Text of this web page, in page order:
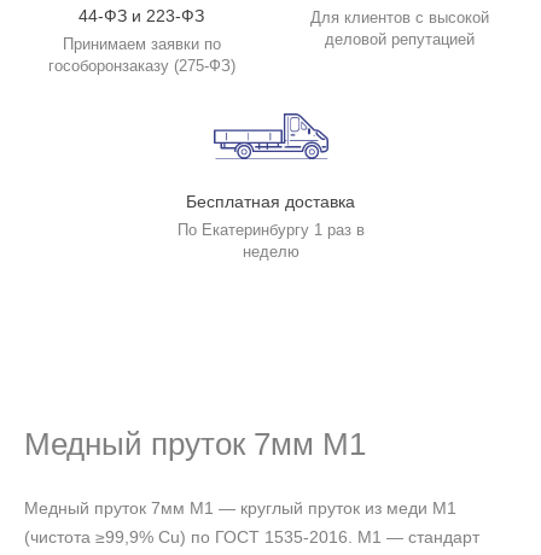
44-ФЗ и 223-ФЗ
Принимаем заявки по
гособоронзаказу (275-ФЗ)
Для клиентов с высокой
деловой репутацией
Бесплатная доставка
По Екатеринбургу 1 раз в
неделю
Медный пруток 7мм М1
Медный пруток 7мм М1 — круглый пруток из меди М1
(чистота ≥99,9% Cu) по ГОСТ 1535-2016. М1 — стандарт